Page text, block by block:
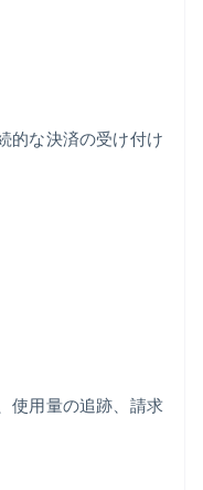
的な決済の受け付け
使用量の追跡、請求